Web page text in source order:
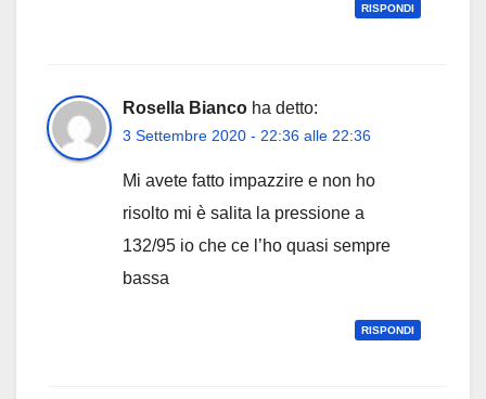
RISPONDI
Rosella Bianco ha detto:
3 Settembre 2020 - 22:36 alle 22:36
Mi avete fatto impazzire e non ho
risolto mi è salita la pressione a
132/95 io che ce l’ho quasi sempre
bassa
RISPONDI